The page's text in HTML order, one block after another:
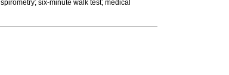
six-minute walk test; medical